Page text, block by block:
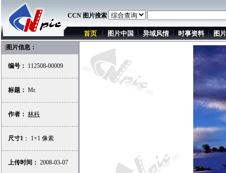
CCN 图片搜索
首页 图片中国 异域风情 时事资料 图
图片信息：
编号： 112508-00009
标题： Mr.
作者： 林科
尺寸1 ： 1×1 像素
上传时间： 2008-03-07